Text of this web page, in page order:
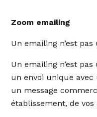
Zoom emailing
Un emailing n’est
Un emailing n’est
un envoi unique
un message
établissement, de